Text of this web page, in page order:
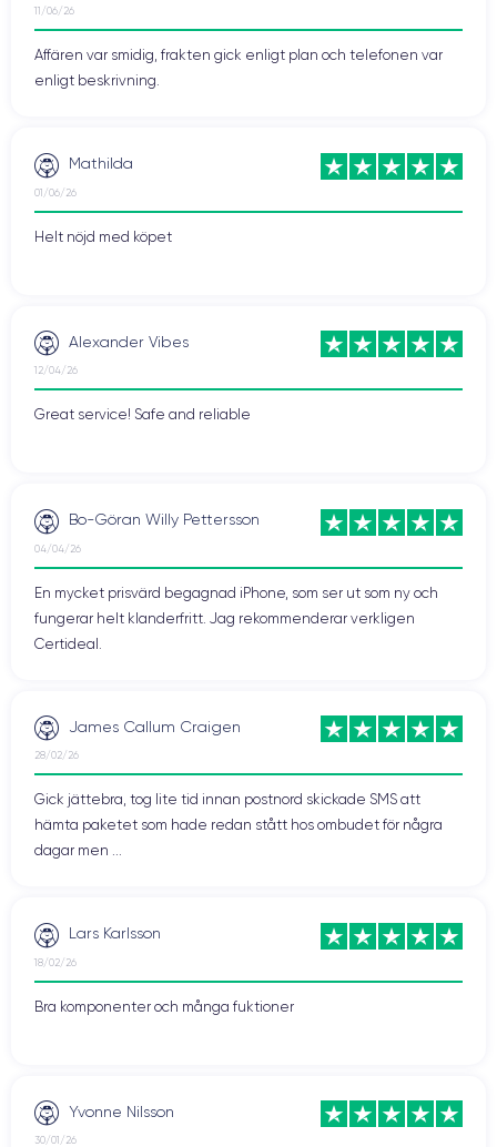
11/06/26
Affären var smidig, frakten gick enligt plan och telefonen var
enligt beskrivning.
Mathilda
01/06/26
Helt nöjd med köpet
Alexander Vibes
12/04/26
Great service! Safe and reliable
Bo-Göran Willy Pettersson
04/04/26
En mycket prisvärd begagnad iPhone, som ser ut som ny och
fungerar helt klanderfritt. Jag rekommenderar verkligen
Certideal.
James Callum Craigen
28/02/26
Gick jättebra, tog lite tid innan postnord skickade SMS att
hämta paketet som hade redan stått hos ombudet för några
dagar men ...
Lars Karlsson
18/02/26
Bra komponenter och många fuktioner
Yvonne Nilsson
30/01/26